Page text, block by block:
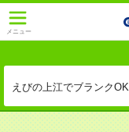
メニュー
えびの上江でブランク